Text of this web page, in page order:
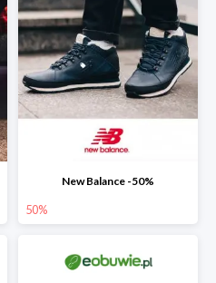
New Balance -50%
50%